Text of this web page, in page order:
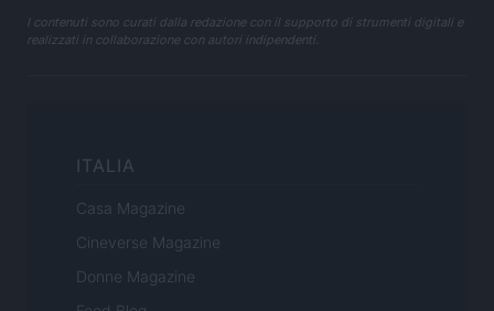
I contenuti sono curati dalla redazione con il supporto di strumenti digitali e
realizzati in collaborazione con autori indipendenti.
ITALIA
Casa Magazine
Cineverse Magazine
Donne Magazine